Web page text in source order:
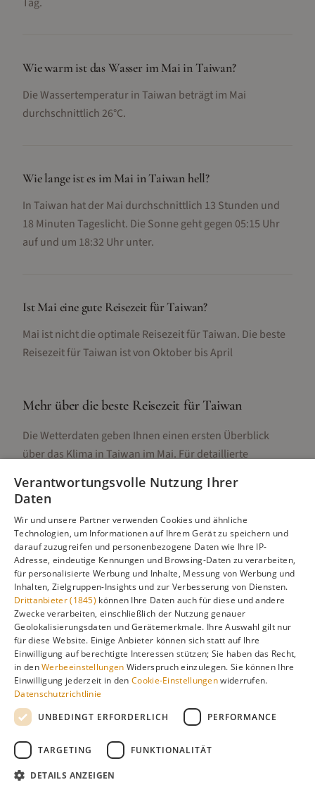
Wie warm ist das Wasser im Mai in Taiwan?
Die Wassertemperatur in Taiwan beträgt im Mai
durchschnittlich 26°C.
Wie lange ist es im Mai in Taiwan hell?
In Taiwan hat der Mai durchschnittlich 13 Stunden und
18 Minuten Tageslicht. Die Sonne geht gegen 05:15 Uhr
auf und um 18:32 Uhr unter.
Ist Mai eine gute Reisezeit für Taiwan?
Mai ist nicht die optimale Reisezeit für Taiwan. Die beste
Reisezeit für Taiwan ist von Oktober bis April
Mehr über die beste Reisezeit für Taiwan
Die Wetterdaten geben Ihnen einen ersten Überblick
über das Klima inTaiwan im Mai. Für detaillierte
Unterschieden, Aktivitäten und Reisetipps besuchen Sie
Alle Infos zur besten Reisezeit Taiwan
Gefällt dir diese Seite? Teile sie auf Pinterest!
Auf Pinterest merken
uns
Verantwortungsvolle Nutzung Ihrer
Daten
Wir und unsere Partner verwenden Cookies und ähnliche
Technologien, um Informationen auf Ihrem Gerät zu speichern und
darauf zuzugreifen und personenbezogene Daten wie Ihre IP-
Adresse, eindeutige Kennungen und Browsing-Daten zu verarbeiten,
für personalisierte Werbung und Inhalte, Messung von Werbung und
Inhalten, Zielgruppen-Insights und zur Verbesserung von Diensten.
Drittanbieter (1845) können Ihre Daten auch für diese und andere
Zwecke verarbeiten, einschließlich der Nutzung genauer
Geolokalisierungsdaten und Gerätemerkmale. Ihre Auswahl gilt nur
für diese Website. Einige Anbieter können sich statt auf Ihre
Einwilligung auf berechtigte Interessen stützen; Sie haben das Recht,
in denWerbeeinstellungen Widerspruch einzulegen. Sie können Ihre
Einwilligung jederzeit in denCookie-Einstellungenwiderrufen.
Datenschutzrichtlinie
UNBEDINGT ERFORDERLICH
PERFORMANCE
TARGETING FUNKTIONALITÄT
DETAILS ANZEIGEN